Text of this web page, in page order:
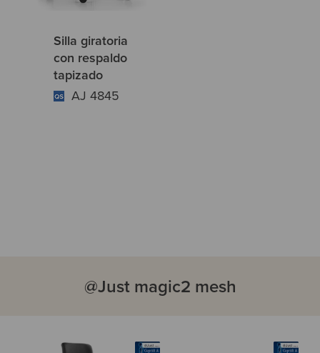
Silla giratoria
con respaldo
tapizado
AJ 4845
@Just magic2 mesh